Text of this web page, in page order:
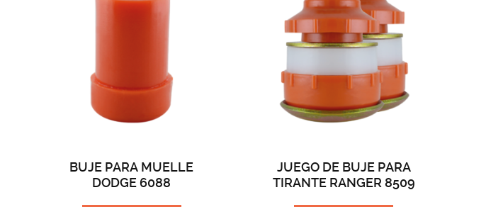
BUJE PARA MUELLE
DODGE 6088
JUEGO DE BUJE PARA
TIRANTE RANGER 8509